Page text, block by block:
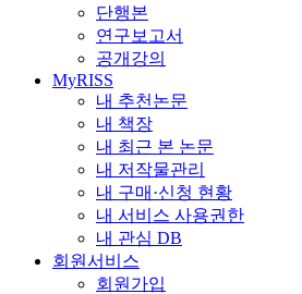
단행본
연구보고서
공개강의
MyRISS
내 추천논문
내 책장
내 최근 본 논문
내 저작물관리
내 구매·신청 현황
내 서비스 사용권한
내 관심 DB
회원서비스
회원가입